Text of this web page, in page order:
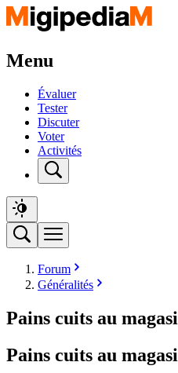
Menu
Évaluer
Tester
Discuter
Voter
Activités
Forum
Généralités
Pains cuits au
Pains cuits au